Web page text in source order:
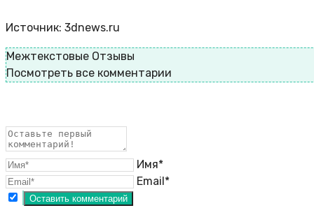
Источник: 3dnews.ru
Межтекстовые Отзывы
Посмотреть все комментарии
Имя*
Email*